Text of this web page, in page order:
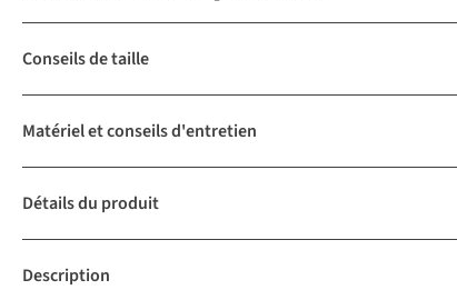
Conseils de taille
Matériel et conseils d'entretien
Détails du produit
Description